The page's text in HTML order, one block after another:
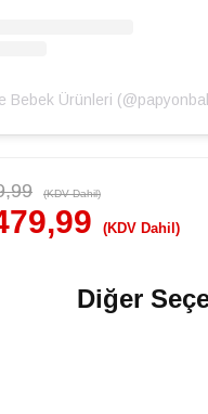
Bebek Ürünleri
(KDV Dahil)
(KDV Dahil)
Diğer